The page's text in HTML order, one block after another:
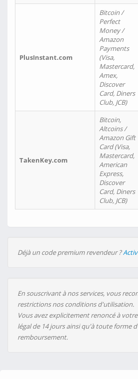
PlusInstant.com
Bitcoin /
Perfect
Money /
Amazon
Payments
(Visa,
Mastercard,
Amex,
Discover
Card, Diners
Club, JCB)
TakenKey.com
Bitcoin,
Altcoins /
Amazon Gift
Card (Visa,
Mastercard,
American
Express,
Discover
Card, Diners
Club, JCB)
Déjà un code premium revendeur ?
En souscrivant à nos services, vous
restrictions nos conditions d'utilisation.
Vous avez explicitement renoncé à
légal de 14 jours ainsi qu'à toute forme
remboursement.